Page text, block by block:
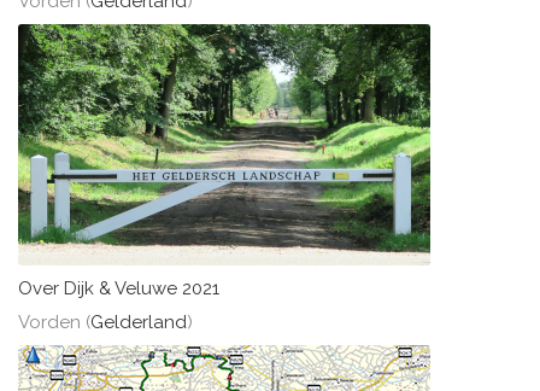
Over Dijk & Veluwe 2021
Vorden (Gelderland)